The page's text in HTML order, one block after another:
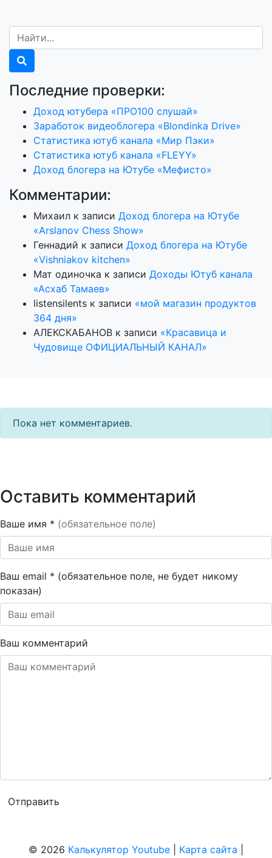
Последние проверки:
Доход ютубера «ПРО100 слушай»
Заработок видеоблогера «Blondinka Drive»
Статистика ютуб канала «Мир Пэки»
Статистика ютуб канала «FLEYY»
Доход блогера на Ютубе «Мефисто»
Комментарии:
Михаил к записи Доход блогера на Ютубе
«Arslanov Chess Show»
Геннадий к записи Доход блогера на Ютубе
«Vishniakov kitchen»
Мат одиночка к записи Доходы Ютуб канала
«Асхаб Тамаев»
listensilents к записи «мой магазин продуктов
364 дня»
АЛЕКСКАБАНОВ к записи «Красавица и
Чудовище ОФИЦИАЛЬНЫЙ КАНАЛ»
Пока нет комментариев.
Оставить комментарий
Ваше имя * (обязательное поле)
Ваш email * (обязательное поле, не будет никому
показан)
Ваш комментарий
© 2026 Калькулятор Youtube Карта сайта